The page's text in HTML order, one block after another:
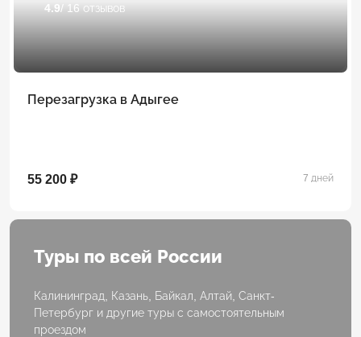
4.9 / 16 отзывов
Перезагрузка в Адыгее
55 200 ₽ 7 дней
Туры по всей России
Калининград, Казань, Байкал, Алтай, Санкт-
Петербург и другие туры с самостоятельным
проездом